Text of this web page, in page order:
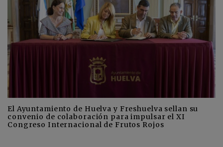
El Ayuntamiento de Huelva y Freshuelva sellan su
convenio de colaboración para impulsar el XI
Congreso Internacional de Frutos Rojos